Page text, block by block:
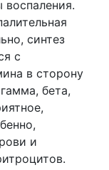
синтез
с
в сторону
бета,
и